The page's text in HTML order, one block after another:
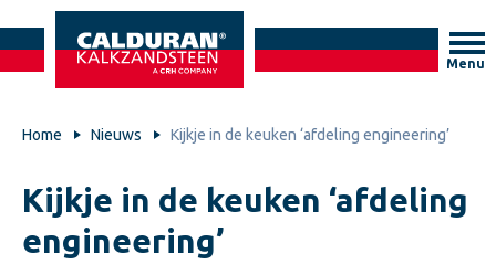
Menu
Home Nieuws Kijkje in de keuken ‘afdeling engineering’
Kijkje in de keuken ‘afdeling
engineering’